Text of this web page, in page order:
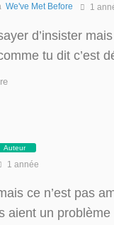
We've Met Before 1
d’insister
tu dit c’est
Auteur
1 année
ce n’est pas
aient un